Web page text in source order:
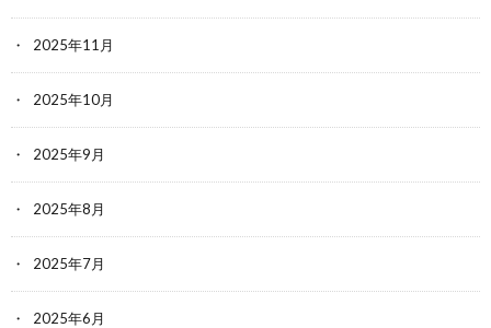
2025年11月
2025年10月
2025年9月
2025年8月
2025年7月
2025年6月